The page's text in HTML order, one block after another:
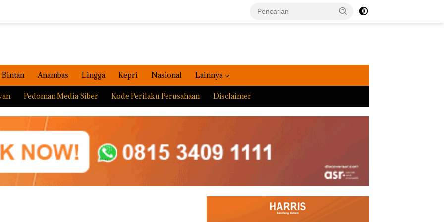
Bintan Anambas Lingga Kepri Nasional Lainnya
Pedoman Media Siber Kode Perilaku Perusahaan Disclaimer